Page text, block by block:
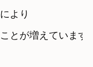
より
とが増えています